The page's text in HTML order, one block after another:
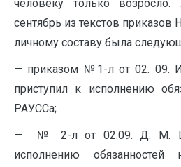
человеку только
сентябрь из текстов приказов
личному составу была
— приказом №1-л от 02. 09.
приступил к исполнению
РАУССа;
— № 2-л от 02.09. Д. М.
исполнению обязанностей